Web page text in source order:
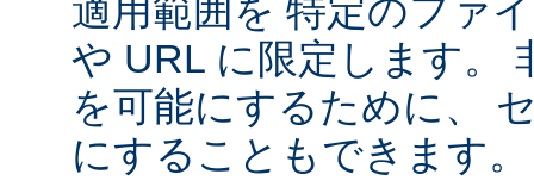
適用範囲を 特定のファ
や URL に限定します。
を可能にするために、
にすることもできます。